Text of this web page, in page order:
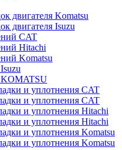
двигателя Komatsu
двигателя Isuzu
CAT
Hitachi
Komatsu
и уплотнения CAT
и уплотнения CAT
и уплотнения Hitachi
и уплотнения Hitachi
и уплотнения Komatsu
и уплотнения Komatsu